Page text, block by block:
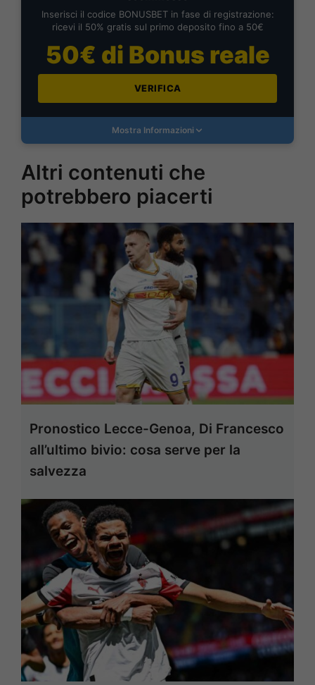
Inserisci il codice BONUSBET in fase di registrazione:
ricevi il 50% gratis sul primo deposito fino a 50€
50€ di Bonus reale
VERIFICA
Mostra Informazioni
Altri contenuti che
potrebbero piacerti
Pronostico Lecce-Genoa, Di Francesco
all’ultimo bivio: cosa serve per la
salvezza